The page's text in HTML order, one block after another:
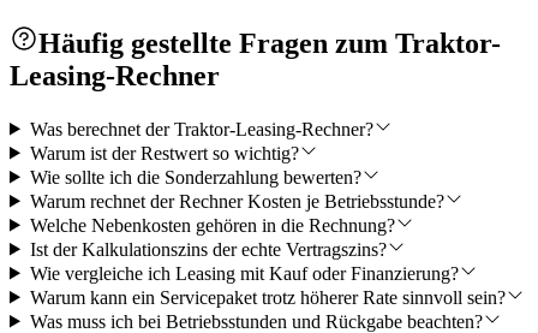
Häufig gestellte Fragen zum Traktor-
Leasing-Rechner
Was berechnet der Traktor-Leasing-Rechner?
Warum ist der Restwert so wichtig?
Wie sollte ich die Sonderzahlung bewerten?
Warum rechnet der Rechner Kosten je Betriebsstunde?
Welche Nebenkosten gehören in die Rechnung?
Ist der Kalkulationszins der echte Vertragszins?
Wie vergleiche ich Leasing mit Kauf oder Finanzierung?
Warum kann ein Servicepaket trotz höherer Rate sinnvoll sein?
Was muss ich bei Betriebsstunden und Rückgabe beachten?